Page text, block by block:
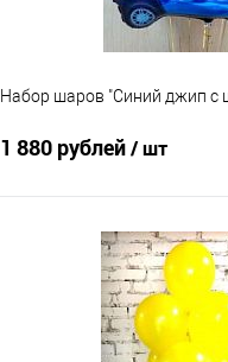
Набор шаров "Синий джип с
1 880 рублей/ шт
В
Купить в 1 клик
В избранное